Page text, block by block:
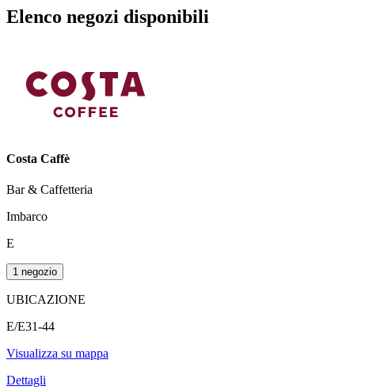
Elenco negozi disponibili
Costa Caffè
Bar & Caffetteria
Imbarco
E
1 negozio
UBICAZIONE
E/E31-44
Visualizza su mappa
Dettagli